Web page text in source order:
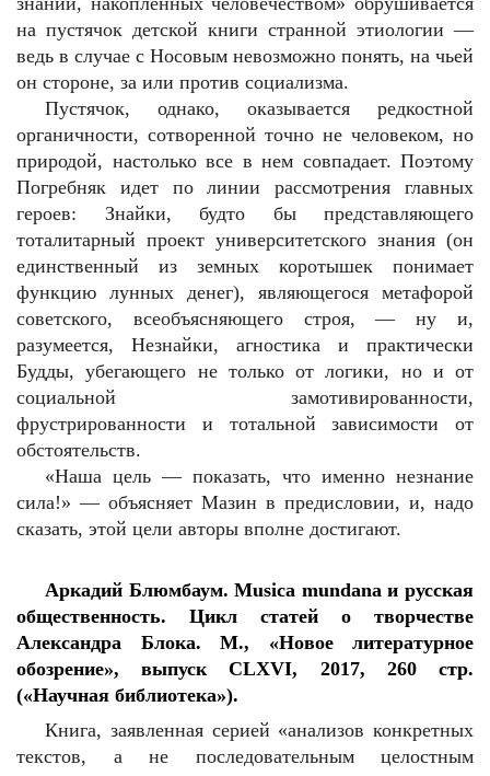
на пустячок детской книги странной этиологии —
ведь в случае с Носовым невозможно понять, на чьей
он стороне, за или против социализма.
Пустячок, однако, оказывается редкостной
органичности, сотворенной точно не человеком, но
природой, настолько все в нем совпадает. Поэтому
Погребняк идет по линии рассмотрения главных
героев: Знайки, будто бы представляющего
тоталитарный проект университетского знания (он
единственный из земных коротышек понимает
функцию лунных денег), являющегося метафорой
советского, всеобъясняющего строя, — ну и,
разумеется, Незнайки, агностика и практически
Будды, убегающего не только от логики, но и от
социальной замотивированности,
фрустрированности и тотальной зависимости от
обстоятельств.
«Наша цель — показать, что именно незнание
сила!» — объясняет Мазин в предисловии, и, надо
сказать, этой цели авторы вполне достигают.
Аркадий Блюмбаум. Musica mundana и русская
общественность. Цикл статей о творчестве
Александра Блока. М., «Новое литературное
обозрение», выпуск CLXVI, 2017, 260 стр.
(«Научная библиотека»).
Книга, заявленная серией «анализов конкретных
текстов, а не последовательным целостным